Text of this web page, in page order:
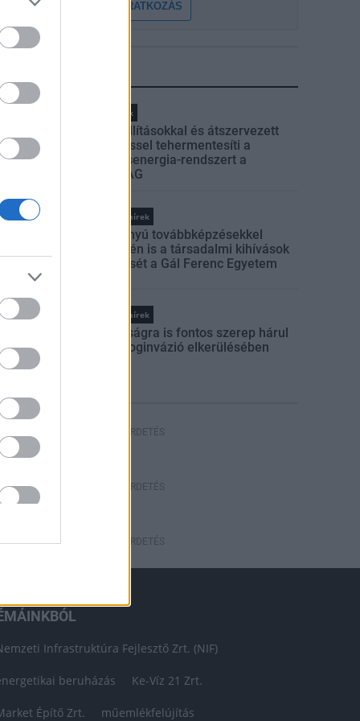
FELIRATKOZÁS
Helyi hírek
Gyárleállításokkal és átszervezett
termeléssel tehermentesíti a
villamosenergia-rendszert a
STRABAG
Országos hírek
Szakirányú továbbképzésekkel
segíti idén is a társadalmi kihívások
leküzdését a Gál Ferenc Egyetem
Országos hírek
A lakosságra is fontos szerep hárul
a szúnyoginvázió elkerülésében
HIRDETÉS
HIRDETÉS
HIRDETÉS
Infrastruktúra Fejlesztő Zrt. (NIF)
beruházás Ke-Víz 21 Zrt.
Építő Zrt. műemlékfelújítás